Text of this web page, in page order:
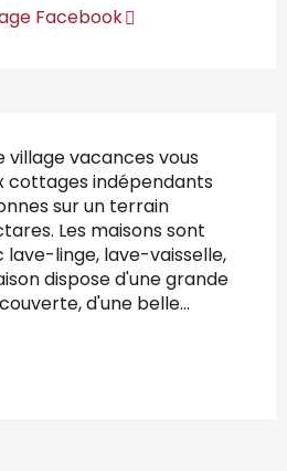
Facebook
village vacances vous
cottages indépendants
sur un terrain
Les maisons sont
lave-linge, lave-vaisselle,
dispose d'une grande
d'une belle...